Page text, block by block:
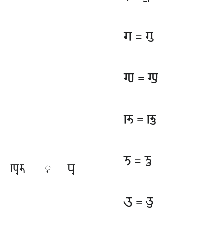
𑆒𑆶𑆫𑆶 𑆶 𑆥𑆶
𑆓 = 𑆓𑆶
𑆙 = 𑆙𑆶
𑆚 = 𑆚𑆶
𑆝 = 𑆝𑆶
𑆠 = 𑆠𑆶